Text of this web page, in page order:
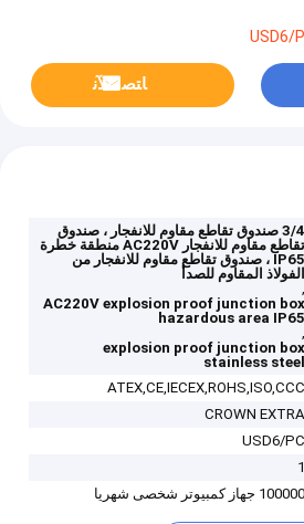
ﺎﺘﺼﻟ ﺍﻶﻧ
3/4 صندوق تقاطع مقاوم للانفجار ، صندوق
تقاطع مقاوم للانفجار AC220V منطقة خطرة
IP65 ، صندوق تقاطع مقاوم للانفجار من
الفولاذ المقاوم للصدأ
,
AC220V explosion proof junction box
hazardous area IP65
,
explosion proof junction box
stainless steel
ATEX,CE,IECEX,ROHS,ISO,CCC
CROWN EXTRA
USD6/PC
1
100000 جهاز كمبيوتر شخصى شهريا